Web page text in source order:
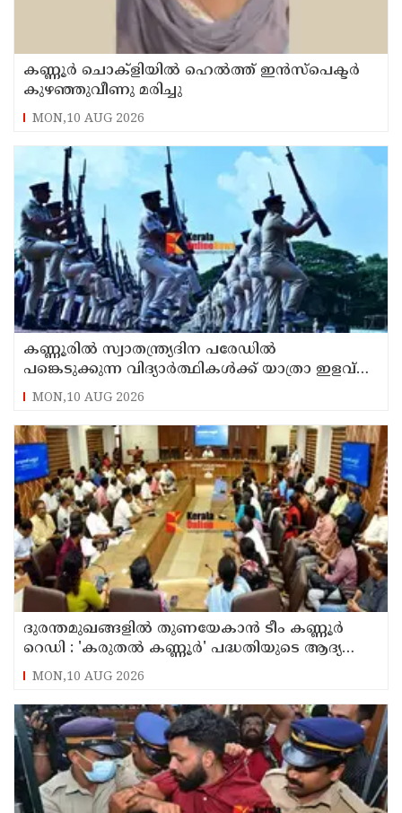
കണ്ണൂർ ചൊക്ളിയിൽ ഹെൽത്ത് ഇൻസ്പെക്ടർ
കുഴഞ്ഞുവീണു മരിച്ചു
MON,10 AUG 2026
കണ്ണൂരിൽ സ്വാതന്ത്ര്യദിന പരേഡിൽ
പങ്കെടുക്കുന്ന വിദ്യാർത്ഥികൾക്ക് യാത്രാ ഇളവ്
അനുവദിക്കും
MON,10 AUG 2026
ദുരന്തമുഖങ്ങളിൽ തുണയേകാൻ ടീം കണ്ണൂർ
റെഡി : 'കരുതൽ കണ്ണൂർ' പദ്ധതിയുടെ ആദ്യ
യോഗം ചേർന്നു
MON,10 AUG 2026